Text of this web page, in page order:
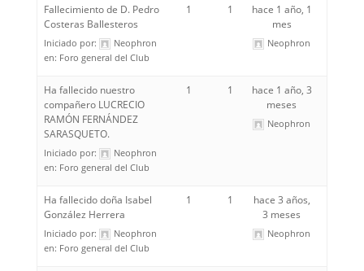
Fallecimiento de D. Pedro
Costeras Ballesteros
Iniciado por:
Neophron
en: Foro general del Club
1 1
hace 1 año, 1
mes
Neophron
Ha fallecido nuestro
compañero LUCRECIO
RAMÓN FERNÁNDEZ
SARASQUETO.
Iniciado por:
Neophron
en: Foro general del Club
1 1
hace 1 año, 3
meses
Neophron
Ha fallecido doña Isabel
González Herrera
Iniciado por:
Neophron
en: Foro general del Club
1 1
hace 3 años,
3 meses
Neophron